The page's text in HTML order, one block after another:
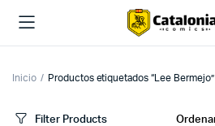
Inicio Productos etiquetados “Lee Bermejo”
Filter Products